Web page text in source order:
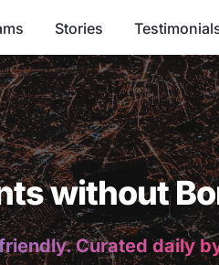
Stories
without
Curated daily